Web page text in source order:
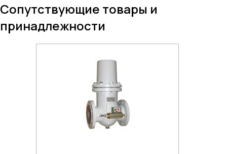
Cопутствующие товары и
принадлежности